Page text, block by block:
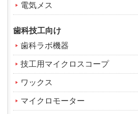
電気メス
歯科技工向け
歯科ラボ機器
技工用マイクロスコープ
ワックス
マイクロモーター